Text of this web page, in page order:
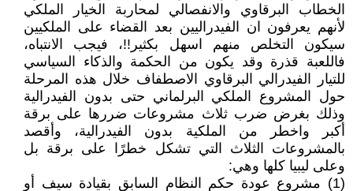
الخطاب البرقاوي والانفصالي لمحاربة الخيار الملكي
لأنهم يعرفون ان الفيدراليين بعد القضاء على الملكيين
سيكون التخلص منهم اسهل بكثير!!، فيجب الانتباه،
فاللعبة قذرة وقد يكون من الحكمة والذكاء السياسي
للتيار الفيدرالي البرقاوي الاصطفاف خلال هذه المرحلة
حول المشروع الملكي البرلماني حتى بدون الفيدرالية
وذلك بغرض ضرب ثلاث مشروعات ضررها على برقة
أكبر واخطر من الملكية بدون الفيدرالية، وأقصد
بالمشروعات الثلاث التي تشكل خطرًا على برقة بل
وعلى ليبيا كلها وهي:
(1) مشروع عودة حكم النظام السابق بقيادة سيف أو